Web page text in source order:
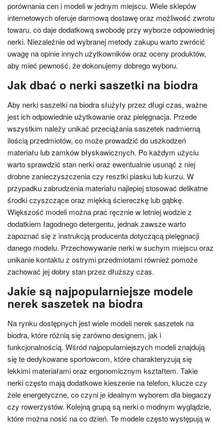
porównania cen i modeli w jednym miejscu. Wiele sklepów
internetowych oferuje darmową dostawę oraz możliwość zwrotu
towaru, co daje dodatkową swobodę przy wyborze odpowiedniej
nerki. Niezależnie od wybranej metody zakupu warto zwrócić
uwagę na opinie innych użytkowników oraz oceny produktów,
aby mieć pewność, że dokonujemy dobrego wyboru.
Jak dbać o nerki saszetki na biodra
Aby nerki saszetki na biodra służyły przez długi czas, ważne
jest ich odpowiednie użytkowanie oraz pielęgnacja. Przede
wszystkim należy unikać przeciążania saszetek nadmierną
ilością przedmiotów, co może prowadzić do uszkodzeń
materiału lub zamków błyskawicznych. Po każdym użyciu
warto sprawdzić stan nerki oraz ewentualnie usunąć z niej
drobne zanieczyszczenia czy resztki piasku lub kurzu. W
przypadku zabrudzenia materiału najlepiej stosować delikatne
środki czyszczące oraz miękką ściereczkę lub gąbkę.
Większość modeli można prać ręcznie w letniej wodzie z
dodatkiem łagodnego detergentu, jednak zawsze warto
zapoznać się z instrukcją producenta dotyczącą pielęgnacji
danego modelu. Przechowywanie nerki w suchym miejscu oraz
unikanie kontaktu z ostrymi przedmiotami również pomoże
zachować jej dobry stan przez dłuższy czas.
Jakie są najpopularniejsze modele
nerek saszetek na biodra
Na rynku dostępnych jest wiele modeli nerek saszetek na
biodra, które różnią się zarówno designem, jak i
funkcjonalnością. Wśród najpopularniejszych modeli znajdują
się te dedykowane sportowcom, które charakteryzują się
lekkimi materiałami oraz ergonomicznym kształtem. Takie
nerki często mają dodatkowe kieszenie na telefon, klucze czy
żele energetyczne, co czyni je idealnym wyborem dla biegaczy
czy rowerzystów. Kolejną grupą są nerki o modnym wyglądzie,
które można nosić na co dzień. Te modele często występują w